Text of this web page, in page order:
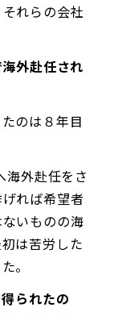
れらの会社
海外赴任され
のは８年目
海外赴任をさ
れば希望者
いものの海
は苦労した
。
得られたの